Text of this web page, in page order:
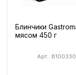
Блинчики
мясом 450 г
Арт.: